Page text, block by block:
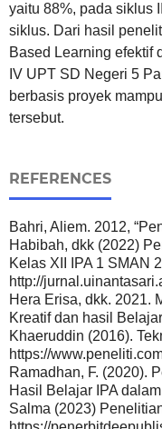
yaitu 88%, pada siklus
siklus. Dari hasil
Based Learning efektif
IV UPT SD Negeri 5
berbasis proyek
tersebut.
REFERENCES
Bahri, Aliem. 2012,
Habibah, dkk (2022)
Kelas XII IPA 1 SMAN
http://
Hera Erisa, dkk. 2021.
Kreatif dan hasil
Khaeruddin (2016).
https://
Ramadhan, F. (2020).
Hasil Belajar IPA
Salma (2023)